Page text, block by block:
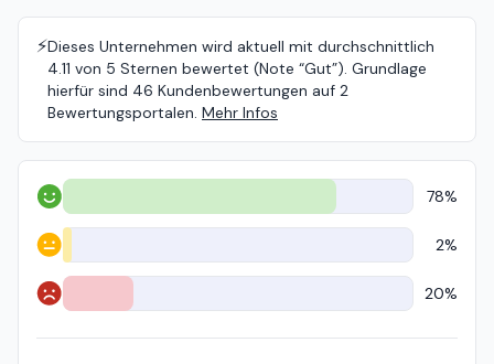
⚡️Dieses Unternehmen wird aktuell mit durchschnittlich
4.11 von 5 Sternen bewertet (Note “Gut”). Grundlage
hierfür sind 46 Kundenbewertungen auf 2
Bewertungsportalen. Mehr Infos
Positiv 78%
Neutral 2%
Negativ 20%